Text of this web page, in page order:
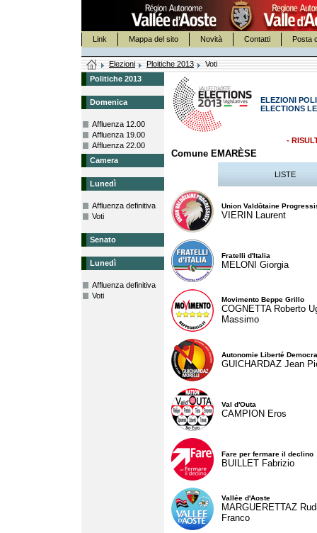
Link Mappa del sito Novità Contatti Posta
Elezioni Ploitiche 2013
Voti
Politiche 2013
Domenica
Affluenza 12.00
Affluenza 19.00
Affluenza 22.00
Camera
Lunedì
Affluenza definitiva
Voti
Senato
Lunedì
Affluenza definitiva
Voti
ELEZIONI
ELECTIONS
-
Comune EMARÈSE
LISTE
Union Valdôtaine
VIERIN Laurent
Fratelli d'Italia
MELONI Giorgia
Movimento Beppe Grillo
COGNETTA Roberto
Massimo
Autonomie Liberté
GUICHARDAZ Jean
Val d'Outa
CAMPION Eros
Fare per fermare il declino
BUILLET Fabrizio
Vallée d'Aoste
MARGUERETTAZ
Franco